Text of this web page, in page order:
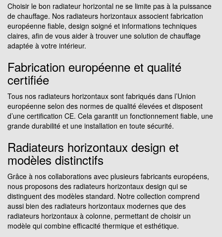
Choisir le bon radiateur horizontal ne se limite pas à la puissance
de chauffage. Nos radiateurs horizontaux associent fabrication
européenne fiable, design soigné et informations techniques
claires, afin de vous aider à trouver une solution de chauffage
adaptée à votre intérieur.
Fabrication européenne et qualité
certifiée
Tous nos radiateurs horizontaux sont fabriqués dans l’Union
européenne selon des normes de qualité élevées et disposent
d’une certification CE. Cela garantit un fonctionnement fiable, une
grande durabilité et une installation en toute sécurité.
Radiateurs horizontaux design et
modèles distinctifs
Grâce à nos collaborations avec plusieurs fabricants européens,
nous proposons des radiateurs horizontaux design qui se
distinguent des modèles standard. Notre collection comprend
aussi bien des radiateurs horizontaux modernes que des
radiateurs horizontaux à colonne, permettant de choisir un
modèle qui combine efficacité thermique et esthétique.